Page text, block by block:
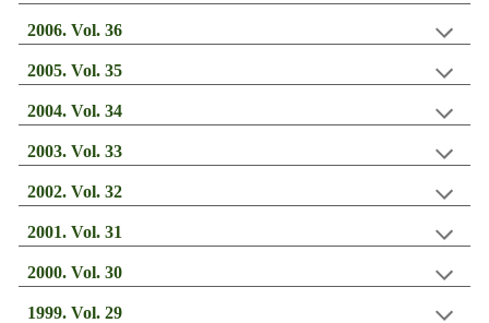
2006. Vol. 36
2005. Vol. 35
2004. Vol. 34
2003. Vol. 33
2002. Vol. 32
2001. Vol. 31
2000. Vol. 30
1999. Vol.29